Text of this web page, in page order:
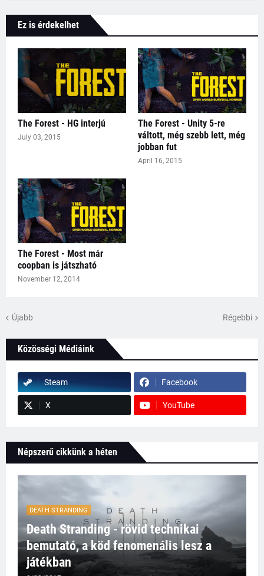
Ez is érdekelhet
The Forest - HG interjú
July 03, 2015
The Forest - Unity 5-re
váltott, még szebb lett, még
jobban fut
April 16, 2015
The Forest - Most már
coopban is játszható
November 12, 2014
Újabb Régebbi
Közösségi Médiáink
Steam Facebook
X YouTube
Népszerű cikkünk a héten
DEATH STRANDING
Death Stranding - rövid technikai
bemutató, a köd fenomenális lesz a
játékban